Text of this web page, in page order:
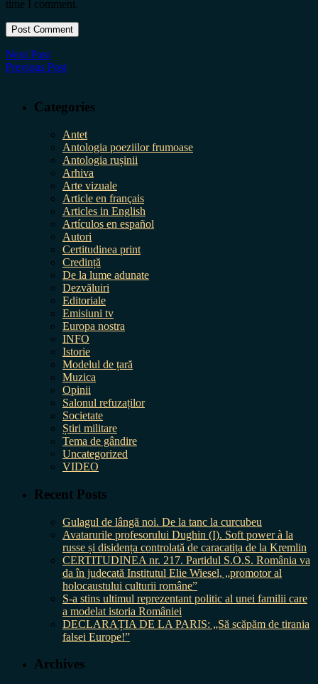
time I comment.
Next Post
Previous Post
Categories
Antet
Antologia poeziilor frumoase
Antologia rușinii
Arhiva
Arte vizuale
Article en français
Articles in English
Artículos en español
Autori
Certitudinea print
Credință
De la lume adunate
Dezvăluiri
Editoriale
Emisiuni tv
Europa nostra
INFO
Istorie
Modelul de țară
Muzica
Opinii
Salonul refuzaților
Societate
Știri militare
Tema de gândire
Uncategorized
VIDEO
Recent Posts
Gulagul de lângă noi. De la tanc la curcubeu
Avatarurile profesorului Dughin (I). Soft power à la
russe și disidența controlată de caracatița de la Kremlin
CERTITUDINEA nr. 217. Partidul S.O.S. România va
da în judecată Institutul Elie Wiesel, „promotor al
holocaustului culturii române”
S-a stins ultimul reprezentant politic al unei familii care
a modelat istoria României
DECLARAȚIA DE LA PARIS: „Să scăpăm de tirania
falsei Europe!”
Archives